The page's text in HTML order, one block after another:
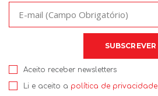
Aceito receber newsletters
Li e aceito a política de privacidade